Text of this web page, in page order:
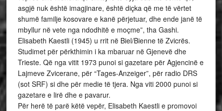
asgjë nuk është imagjinare, është diçka që me të vërtet
shumë familje kosovare e kanë përjetuar, dhe ende janë të
mbyllur në vete nga ndodhitë e moçme”, tha Gashi.
Elisabeth Kaestli (1945) u rrit në Biel/Bienne të Zvicrës.
Studimet për përkthimin i ka mbaruar në Gjenevë dhe
Trieste. Që nga vitit 1973 punoi si gazetare për Agjencinë e
Lajmeve Zvicerane, për “Tages-Anzeiger”, për radio DRS
(sot SRF) si dhe për medie të tjera. Nga viti 2000 punoi si
gazetare e lirë dhe e pavarur.
Për herë të parë këtë vepër, Elisabeth Kaestli e promovoi